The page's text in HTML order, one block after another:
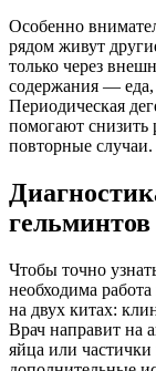
Особенно
рядом живут
только через
содержания —
Периодическая
помогают снизить
повторные случаи.
Чтобы точно
необходима
на двух китах:
Врач направит на
яйца или частички